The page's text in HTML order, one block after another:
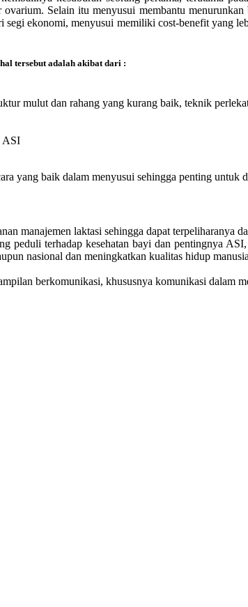
Selain itu menyusui membantu
ekonomi, menyusui memiliki cost-benefit yang
tersebut adalah akibat dari :
mulut dan rahang yang kurang baik, teknik
ASI
yang baik dalam menyusui sehingga penting
manajemen laktasi sehingga dapat terpeliharanya
peduli terhadap kesehatan bayi dan pentingnya
nasional dan meningkatkan kualitas hidup
berkomunikasi, khususnya komunikasi dalam